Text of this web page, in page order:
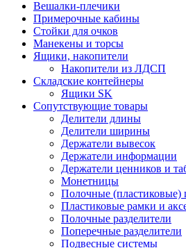
Вешалки-плечики
Примерочные кабины
Стойки для очков
Манекены и торсы
Ящики, накопители
Накопители из ЛДСП
Складские контейнеры
Ящики SK
Сопутствующие товары
Делители длины
Делители ширины
Держатели вывесок
Держатели информации
Держатели ценников и
Монетницы
Полочные (пластиковые)
Пластиковые рамки и
Полочные разделители
Поперечные разделители
Подвесные системы